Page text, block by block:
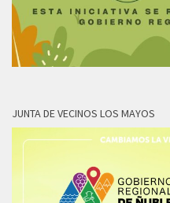
JUNTA DE VECINOS LOS MAYOS